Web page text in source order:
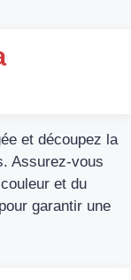
et découpez la
Assurez-vous
et du
garantir une